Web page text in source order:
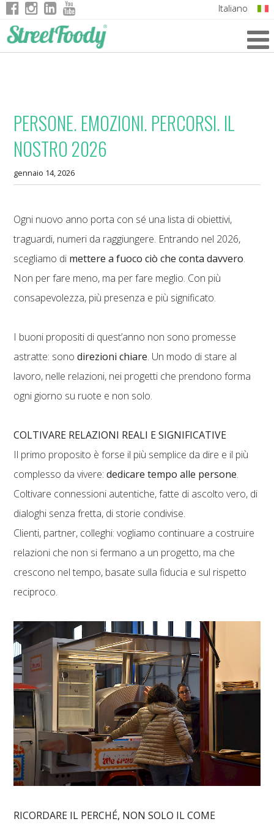
Italiano
PERSONE. EMOZIONI. PERCORSI. IL
NOSTRO 2026
gennaio 14, 2026
Ogni nuovo anno porta con sé una lista di obiettivi,
traguardi, numeri da raggiungere. Entrando nel 2026,
scegliamo di mettere a fuoco ciò che conta davvero.
Non per fare meno, ma per fare meglio. Con più
consapevolezza, più presenza e più significato.
I buoni propositi di quest’anno non sono promesse
astratte: sonodirezioni chiare. Un modo di stare al
lavoro, nelle relazioni, nei progetti che prendono forma
ogni giorno su ruote e non solo.
COLTIVARE RELAZIONI REALI E SIGNIFICATIVE
Il primo proposito è forse il più semplice da dire e il più
complesso da vivere:dedicare tempo alle persone.
Coltivare connessioni autentiche, fatte di ascolto vero, di
dialoghi senza fretta, di storie condivise.
Clienti, partner, colleghi: vogliamo continuare a costruire
relazioni che non si fermano a un progetto, ma che
crescono nel tempo, basate sulla fiducia e sul rispetto
reciproco.
RICORDARE IL PERCHÉ, NON SOLO IL COME